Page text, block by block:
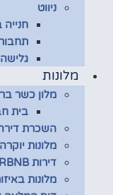
ניווט
חנייה
מלונות
מלון כשר
בית
השכרת
מלונות
דירות AIRBNB ברומא
מלונות